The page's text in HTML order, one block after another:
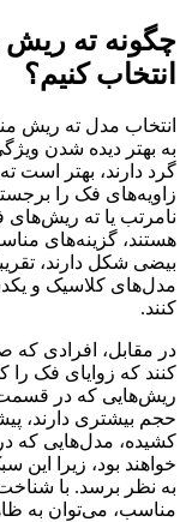
چگونه ته
انتخاب کنیم؟
انتخاب مدل ته ریش
به بهتر دیده شدن
گرد دارند، بهتر است
زاویه‌های فک را
نامرتب یا ته
هستند، گزینه‌های
بیضی شکل دارند،
مدل‌های کلاسیک و
کنند.
در مقابل، افرادی که
کنند که زوایای فک را
ریش‌هایی که در قسمت
حجم بیشتری دارند،
کشیده، مدل‌هایی که
خواهند بود، زیرا
به نظر برسد. با
مناسب، می‌توان به